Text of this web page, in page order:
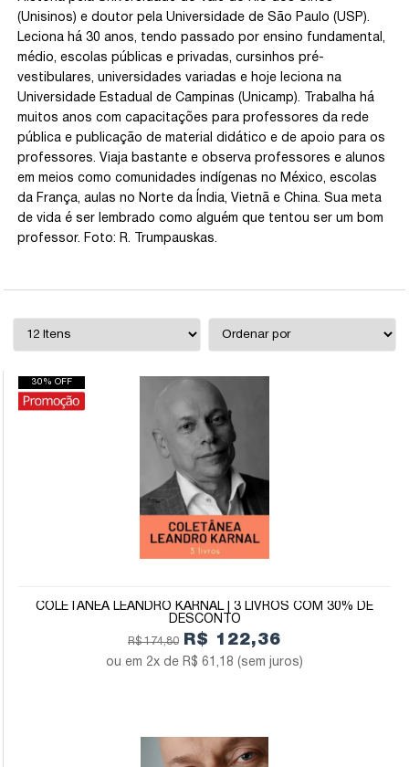
(Unisinos) e doutor pela Universidade de São Paulo (USP).
Leciona há 30 anos, tendo passado por ensino fundamental,
médio, escolas públicas e privadas, cursinhos pré-
vestibulares, universidades variadas e hoje leciona na
Universidade Estadual de Campinas (Unicamp). Trabalha há
muitos anos com capacitações para professores da rede
pública e publicação de material didático e de apoio para os
professores. Viaja bastante e observa professores e alunos
em meios como comunidades indígenas no México, escolas
da França, aulas no Norte da Índia, Vietnã e China. Sua meta
de vida é ser lembrado como alguém que tentou ser um bom
professor. Foto: R. Trumpauskas.
30% OFF
COLETÂNEA LEANDRO KARNAL | 3 LIVROS COM 30% DE
DESCONTO
R$ 174,80 R$ 122,36
2x de R$ 61,18 (sem juros)